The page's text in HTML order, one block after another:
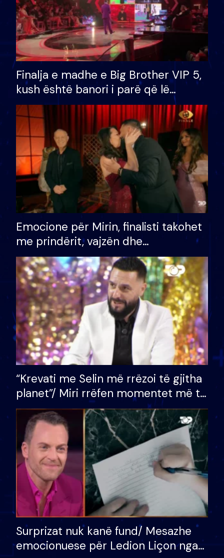
Finalja e madhe e Big Brother VIP 5,
kush është banori i parë që lë
shtëpinë dhe humb mundësinë për
të fituar çmimin e madh
Emocione për Mirin, finalisti takohet
me prindërit, vajzën dhe
bashkëshorten: S’kemi ndonjë letër
divorci apo jo?
“Krevati me Selin më rrëzoi të gjitha
planet”/ Miri rrëfen momentet më të
bukura në shtëpinë e BB VIP: Do më
mungojë zilja e mëngjesit kur…
Surprizat nuk kanë fund/ Mesazhe
emocionuese për Ledion Liçon nga